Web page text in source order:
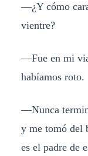
—¿Y cómo
vientre?
—Fue en mi
habíamos roto.
—Nunca
y me tomó del
es el padre de